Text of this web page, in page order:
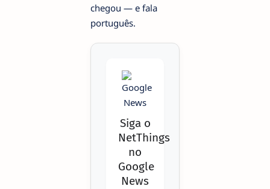
chegou — e fala
português.
Siga o
NetThings
no
Google
News